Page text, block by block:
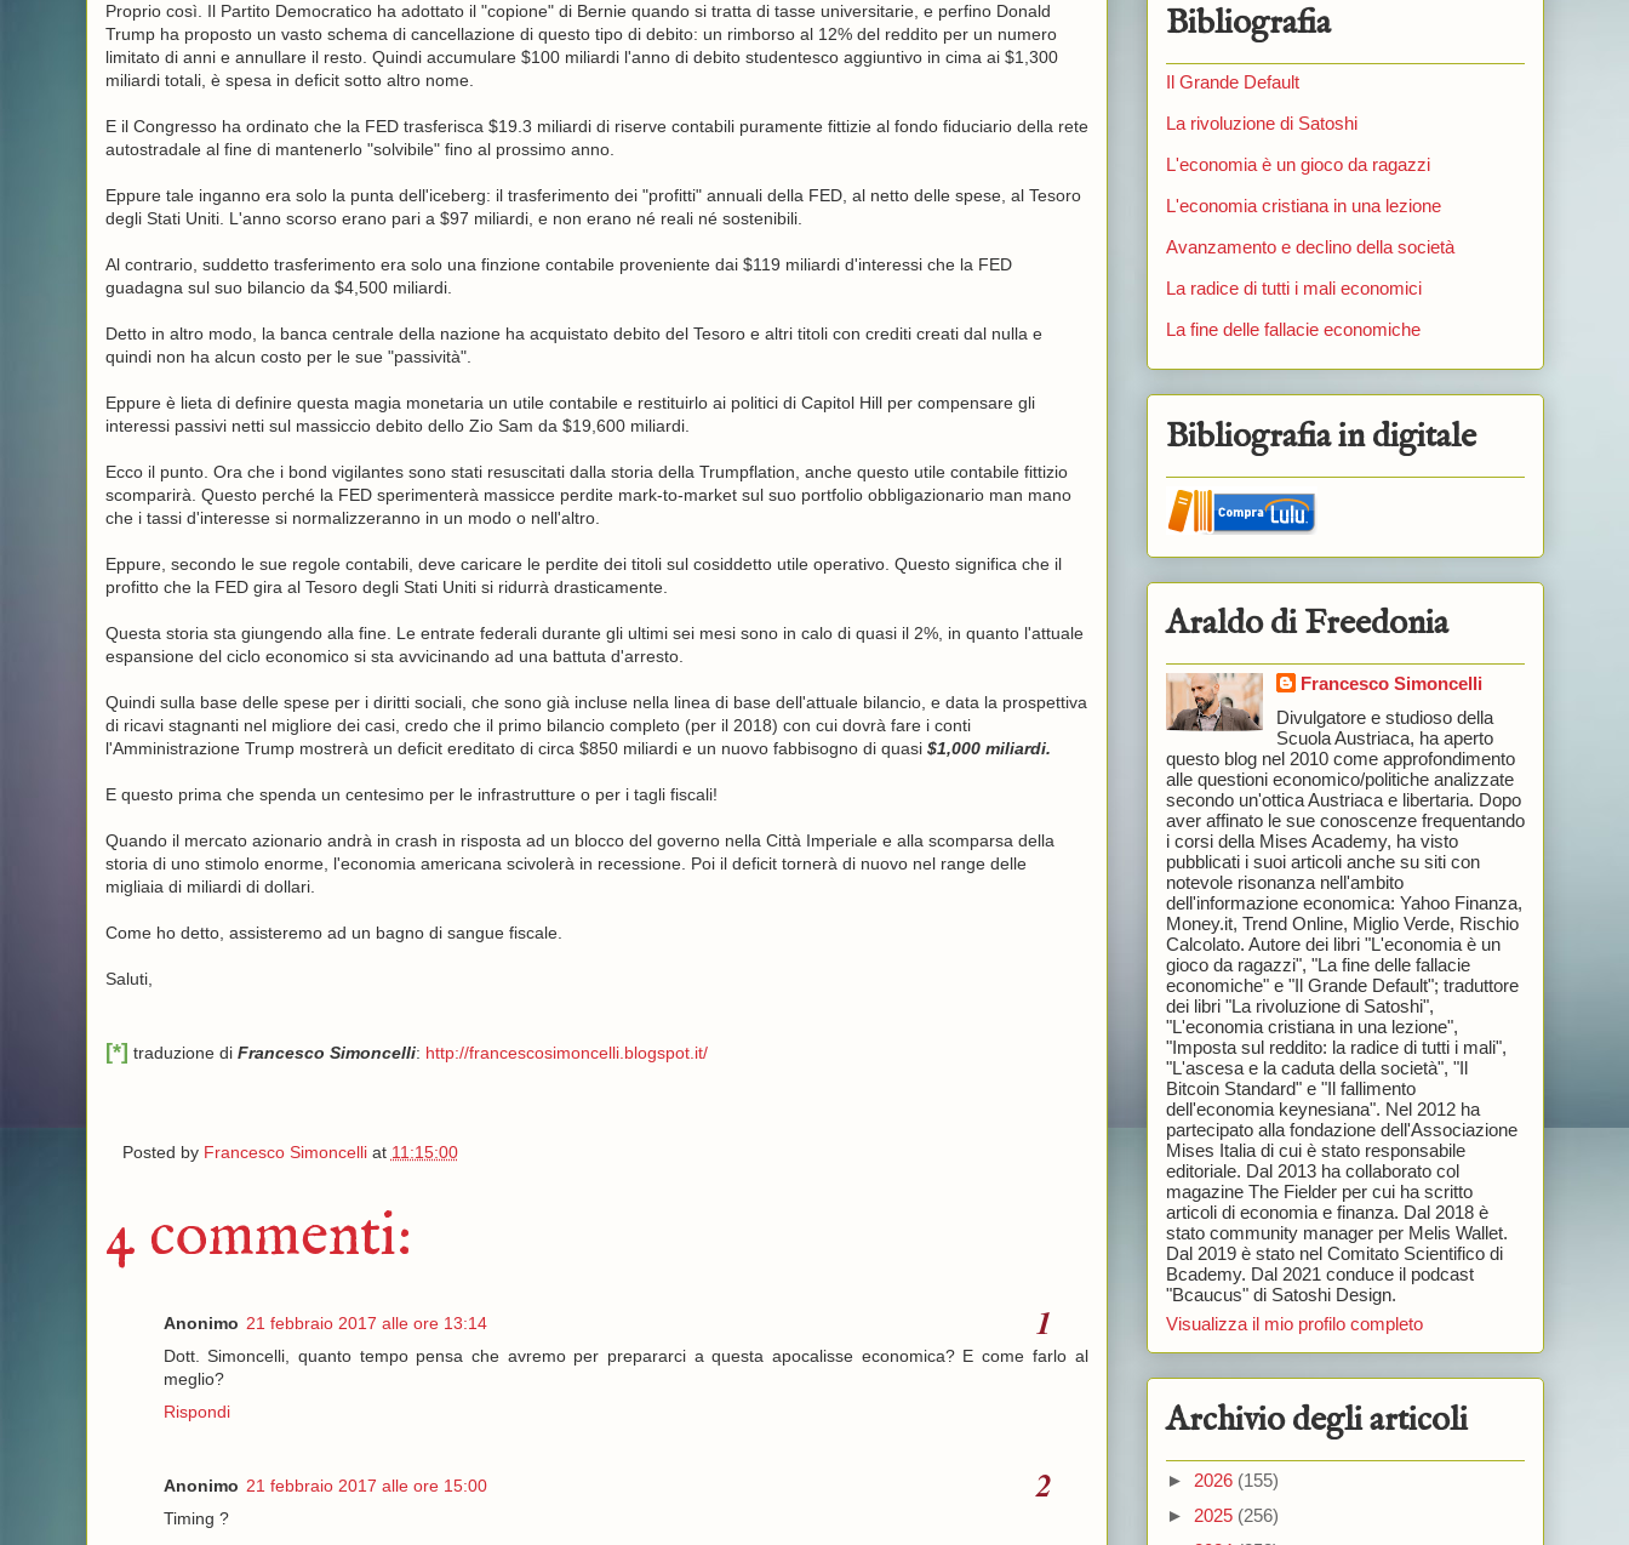
Proprio così. Il Partito Democratico ha adottato il "copione" di Bernie quando si tratta di tasse universitarie, e perfino Donald
Trump ha proposto un vasto schema di cancellazione di questo tipo di debito: un rimborso al 12% del reddito per un numero
limitato di anni e annullare il resto. Quindi accumulare $100 miliardi l'anno di debito studentesco aggiuntivo in cima ai $1,300
miliardi totali, è spesa in deficit sotto altro nome.
E il Congresso ha ordinato che la FED trasferisca $19.3 miliardi di riserve contabili puramente fittizie al fondo fiduciario della rete
autostradale al fine di mantenerlo "solvibile" fino al prossimo anno.
Eppure tale inganno era solo la punta dell'iceberg: il trasferimento dei "profitti" annuali della FED, al netto delle spese, al Tesoro
degli Stati Uniti. L'anno scorso erano pari a $97 miliardi, e non erano né reali né sostenibili.
Al contrario, suddetto trasferimento era solo una finzione contabile proveniente dai $119 miliardi d'interessi che la FED
guadagna sul suo bilancio da $4,500 miliardi.
Detto in altro modo, la banca centrale della nazione ha acquistato debito del Tesoro e altri titoli con crediti creati dal nulla e
quindi non ha alcun costo per le sue "passività".
Eppure è lieta di definire questa magia monetaria un utile contabile e restituirlo ai politici di Capitol Hill per compensare gli
interessi passivi netti sul massiccio debito dello Zio Sam da $19,600 miliardi.
Ecco il punto. Ora che i bond vigilantes sono stati resuscitati dalla storia della Trumpflation, anche questo utile contabile fittizio
scomparirà. Questo perché la FED sperimenterà massicce perdite mark-to-market sul suo portfolio obbligazionario man mano
che i tassi d'interesse si normalizzeranno in un modo o nell'altro.
Eppure, secondo le sue regole contabili, deve caricare le perdite dei titoli sul cosiddetto utile operativo. Questo significa che il
profitto che la FED gira al Tesoro degli Stati Uniti si ridurrà drasticamente.
Questa storia sta giungendo alla fine. Le entrate federali durante gli ultimi sei mesi sono in calo di quasi il 2%, in quanto l'attuale
espansione del ciclo economico si sta avvicinando ad una battuta d'arresto.
Quindi sulla base delle spese per i diritti sociali, che sono già incluse nella linea di base dell'attuale bilancio, e data la prospettiva
di ricavi stagnanti nel migliore dei casi, credo che il primo bilancio completo (per il 2018) con cui dovrà fare i conti
l'Amministrazione Trump mostrerà un deficit ereditato di circa $850 miliardi e un nuovo fabbisogno di quasi $1,000 miliardi.
E questo prima che spenda un centesimo per le infrastrutture o per i tagli fiscali!
Quando il mercato azionario andrà in crash in risposta ad un blocco del governo nella Città Imperiale e alla scomparsa della
storia di uno stimolo enorme, l'economia americana scivolerà in recessione. Poi il deficit tornerà di nuovo nel range delle
migliaia di miliardi di dollari.
Come ho detto, assisteremo ad un bagno di sangue fiscale.
Saluti,
[*] traduzione di Francesco Simoncelli: http://francescosimoncelli.blogspot.it/
Posted by Francesco Simoncelli at 11:15:00
4 commenti:
Anonimo 21 febbraio 2017 alle ore 13:14
Dott. Simoncelli, quanto tempo pensa che avremo per prepararci a questa apocalisse economica? E come farlo al
meglio?
Rispondi
Anonimo 21 febbraio 2017 alle ore 15:00
Timing ?
Bibliografia
Il Grande Default
La rivoluzione di Satoshi
L'economia è un gioco da ragazzi
L'economia cristiana in una lezione
Avanzamento e declino della società
La radice di tutti i mali economici
La fine delle fallacie economiche
Bibliografia in digitale
Araldo di Freedonia
Francesco Simoncelli
Divulgatore e studioso della
Scuola Austriaca, ha aperto
questo blog nel 2010 come approfondimento
alle questioni economico/politiche analizzate
secondo un'ottica Austriaca e libertaria. Dopo
aver affinato le sue conoscenze frequentando
i corsi della Mises Academy, ha visto
pubblicati i suoi articoli anche su siti con
notevole risonanza nell'ambito
dell'informazione economica: Yahoo Finanza,
Money.it, Trend Online, Miglio Verde, Rischio
Calcolato. Autore dei libri "L'economia è un
gioco da ragazzi", "La fine delle fallacie
economiche" e "Il Grande Default"; traduttore
dei libri "La rivoluzione di Satoshi",
"L'economia cristiana in una lezione",
"Imposta sul reddito: la radice di tutti i mali",
"L'ascesa e la caduta della società", "Il
Bitcoin Standard" e "Il fallimento
dell'economia keynesiana". Nel 2012 ha
partecipato alla fondazione dell'Associazione
Mises Italia di cui è stato responsabile
editoriale. Dal 2013 ha collaborato col
magazine The Fielder per cui ha scritto
articoli di economia e finanza. Dal 2018 è
stato community manager per Melis Wallet.
Dal 2019 è stato nel Comitato Scientifico di
Bcademy. Dal 2021 conduce il podcast
"Bcaucus" di Satoshi Design.
Visualizza il mio profilo completo
Archivio degli articoli
► 2026 (155)
► 2025 (256)